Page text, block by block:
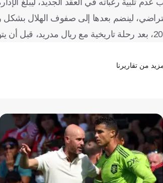
لينضم بعدها إلى صفوف الهلال